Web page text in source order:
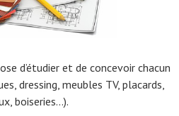
d’étudier et de concevoir chacun
dressing, meubles TV, placards,
boiseries…).